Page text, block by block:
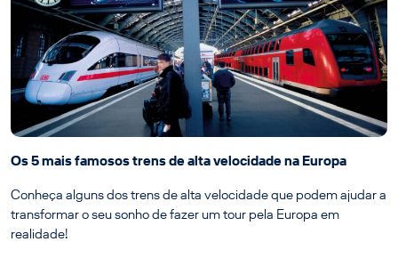
Os 5 mais famosos trens de alta velocidade na Europa
Conheça alguns dos trens de alta velocidade que podem ajudar a
transformar o seu sonho de fazer um tour pela Europa em
realidade!